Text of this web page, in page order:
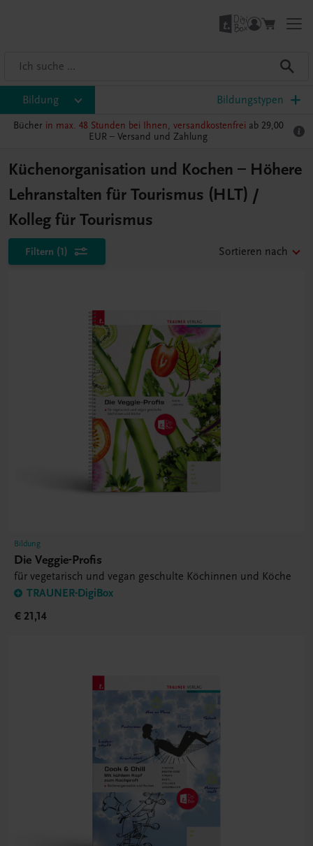
Bildung Bildungstypen
Bücher in max. 48 Stunden bei Ihnen, versandkostenfrei ab 29,00
EUR – Versand und Zahlung
Küchenorganisation und Kochen – Höhere
Lehranstalten für Tourismus (HLT) /
Kolleg für Tourismus
Filtern (1) Sortieren nach
Bildung
Die Veggie-Profis
für vegetarisch und vegan geschulte Köchinnen und Köche
TRAUNER-DigiBox
€ 21,14